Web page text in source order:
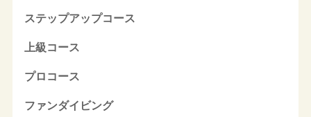
ステップアップコース
上級コース
プロコース
ファンダイビング